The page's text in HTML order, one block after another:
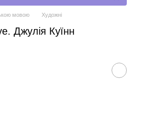
мовою Художні
Джулія Куїнн